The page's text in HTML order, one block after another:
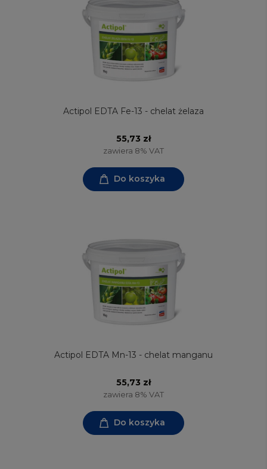
Actipol EDTA Fe-13 - chelat żelaza
55,73 zł
zawiera 8% VAT
Do koszyka
Actipol EDTA Mn-13 - chelat manganu
55,73 zł
zawiera 8% VAT
Do koszyka